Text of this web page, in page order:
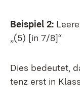
Bei­spiel 2: Lee­re
„(5) [in 7/8]“
Dies be­deu­tet,
tenz erst in